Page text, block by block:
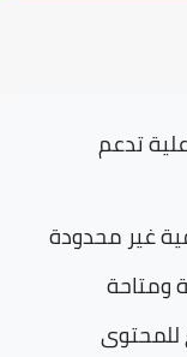
تدعم
غير محدودة
ومتاحة